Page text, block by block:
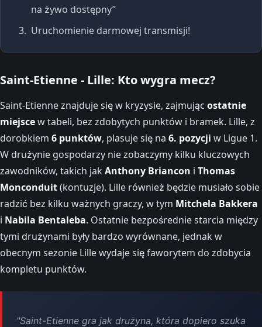
na żywo dostępny”
Uruchomienie darmowej transmisji!
Saint-Etienne - Lille: Kto wygra mecz?
Saint-Etienne znajduje się w kryzysie, zajmując ostatnie
miejscew tabeli, bez zdobytych punktów i bramek. Lille, z
dorobkiem 6 punktów, plasuje się na 6. pozycji w Ligue 1.
W drużynie gospodarzy nie zobaczymy kilku kluczowych
zawodników, takich jakAnthony Briancon i Thomas
Monconduit(kontuzje). Lille również będzie musiało sobie
radzić bez kilku ważnych graczy, w tym Mitchela Bakkera
i Nabila Bentaleba. Ostatnie bezpośrednie starcia między
tymi drużynami były bardzo wyrównane, jednak w
obecnym sezonie Lille wydaje się faworytem do zdobycia
kompletu punktów.
"Saint-Etienne gra jak drużyna, która dopiero szuka